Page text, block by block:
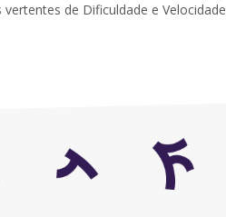
de Dificuldade e